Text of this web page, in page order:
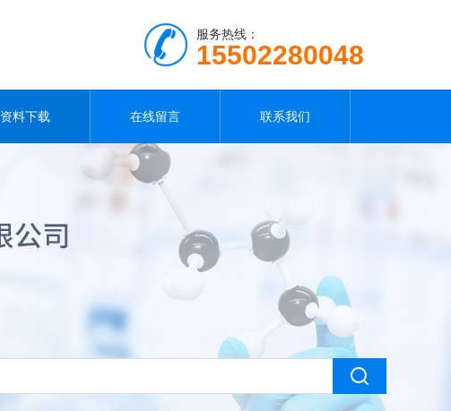
服务热线：
15502280048
资料下载 在线留言 联系我们